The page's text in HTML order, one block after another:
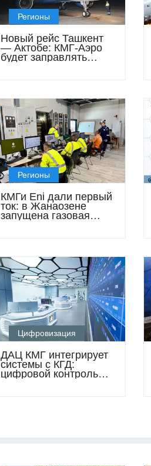
Регионы
Новый рейс Ташкент
— Актобе: КМГ-Аэро
будет заправлять
Регионы
КМГи Eni дали первый
ток: в Жанаозене
запущена газовая
Цифровизация
ДАЦ КМГ интегрирует
системы с КГД:
цифровой контроль